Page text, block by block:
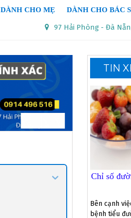
DÀNH CHO MẸ DÀNH CHO BÁC
97 Hải Phòng - Đà
TIN
Chỉ số
Bên cạnh
bệnh tiểu